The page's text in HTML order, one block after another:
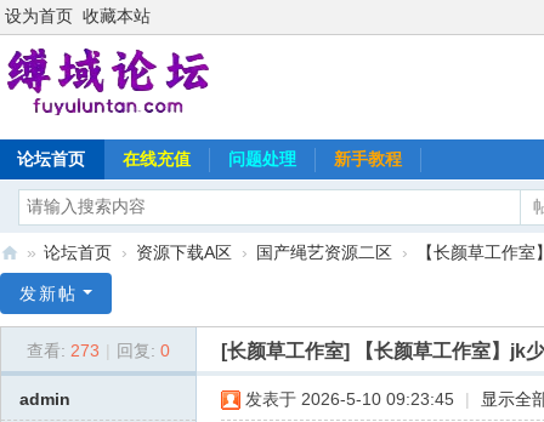
设为首页 收藏本站
论坛首页 在线充值 问题处理 新手教程
域
» 论坛首页 › 资源下载A区 › 国产绳艺资源二区 › 【长颜草工作
发新帖
查看: 273 回复: 0 [长颜草工作室] 【长颜草工作室】jk
admin 发表于 2026-5-10 09:23:45 显示全